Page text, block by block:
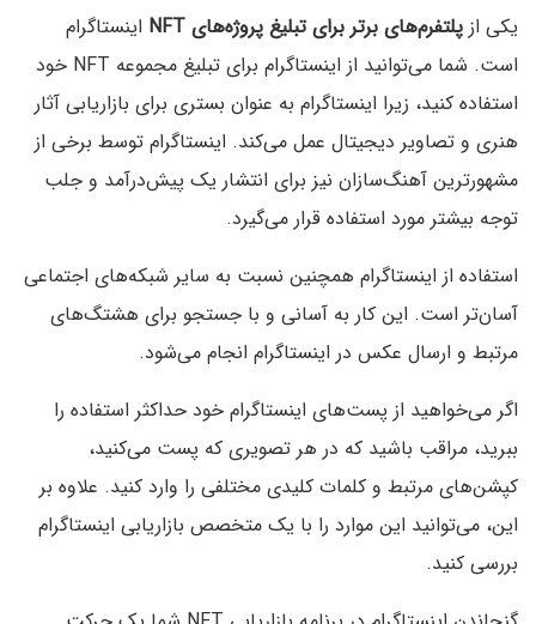
یکی از پلتفرم‌های برتر برای تبلیغ پروژه‌های NFT
اینستاگرام
است. شما می‌توانید از اینستاگرام برای تبلیغ مجموعه NFT خود
استفاده کنید، زیرا اینستاگرام به عنوان بستری برای بازاریابی آثار
هنری و تصاویر دیجیتال عمل می‌کند. اینستاگرام توسط برخی از
مشهورترین آهنگ‌سازان نیز برای انتشار یک پیش‌درآمد و جلب
توجه بیشتر مورد استفاده قرار می‌گیرد.
استفاده از اینستاگرام همچنین نسبت به سایر شبکه‌های اجتماعی
آسان‌تر است. این کار به آسانی و با جستجو برای هشتگ‌های
مرتبط و ارسال عکس در اینستاگرام انجام می‌شود.
اگر می‌خواهید از پست‌های اینستاگرام خود حداکثر استفاده را
ببرید، مراقب باشید که در هر تصویری که پست می‌کنید،
کپشن‌های مرتبط و کلمات کلیدی مختلفی را وارد کنید. علاوه بر
این، می‌توانید این موارد را با یک متخصص بازاریابی اینستاگرام
بررسی کنید.